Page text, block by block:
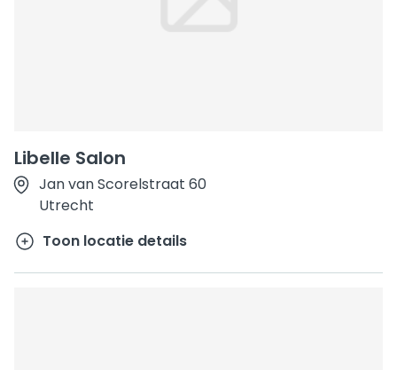
Libelle Salon
Jan van Scorelstraat 60
Utrecht
Toon locatie details